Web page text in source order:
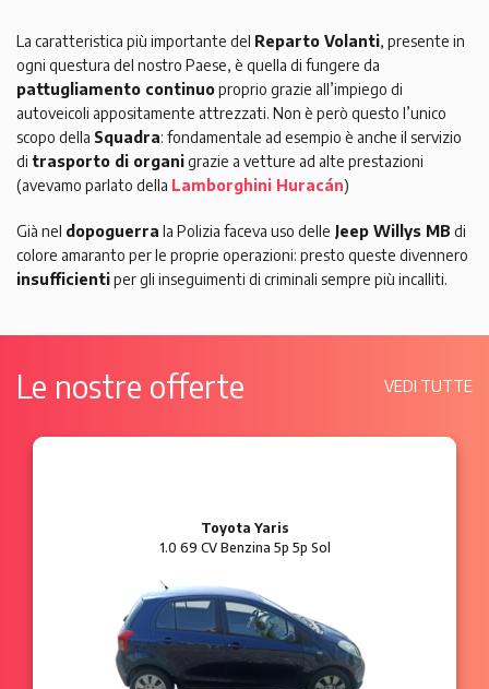
La caratteristica più importante del Reparto Volanti, presente in
ogni questura del nostro Paese, è quella di fungere da
pattugliamento continuoproprio grazie all’impiego di
autoveicoli appositamente attrezzati. Non è però questo l’unico
scopo della Squadra: fondamentale ad esempio è anche il servizio
di trasporto di organigrazie a vetture ad alte prestazioni
(avevamo parlato della Lamborghini Huracán)
Già nel dopoguerra la Polizia faceva uso delle Jeep Willys MB di
colore amaranto per le proprie operazioni: presto queste divennero
insufficientiper gli inseguimenti di criminali sempre più incalliti.
Le nostre offerte VEDI TUTTE
Ford Ka
1.2 8V 69 CV Benzina 3p Plus